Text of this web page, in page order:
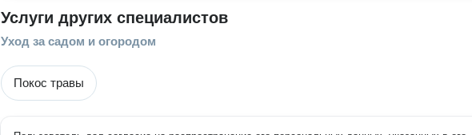
Услуги других специалистов
Уход за садом и огородом
Покос травы